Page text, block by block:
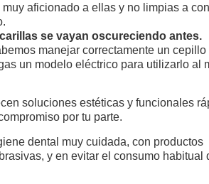
aficionado a ellas y no limpias a
se vayan oscureciendo antes.
manejar correctamente un
un modelo eléctrico para utilizarlo al
soluciones estéticas y funcionales
por tu parte.
dental muy cuidada, con productos
y en evitar el consumo habitual